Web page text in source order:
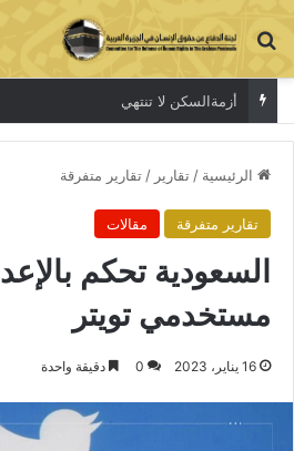
بحث عن
أزمةالسكن لا تنتهي
الرئيسية / تقارير / تقارير متفرقة
تقارير متفرقة مقالات
السعودية تحكم
مستخدمي تويتر
16 يناير، 2023 0 دقيقة واحدة